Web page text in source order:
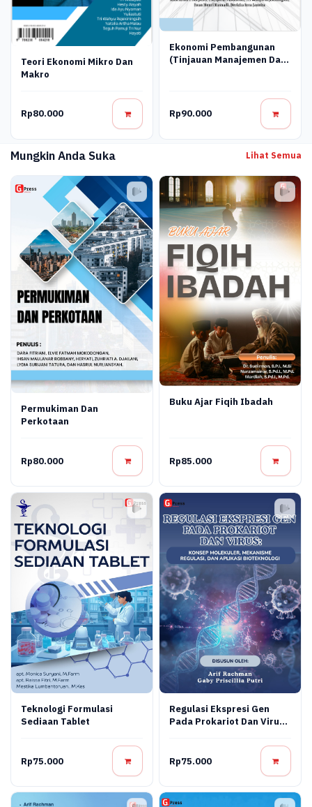
Teori Ekonomi Mikro Dan
Makro
Rp80.000
Ekonomi Pembangunan
(Tinjauan Manajemen Dan
Rp90.000
Mungkin Anda Suka Lihat Semua
Permukiman Dan
Perkotaan
Rp80.000
Buku Ajar Fiqih Ibadah
Rp85.000
Teknologi Formulasi
Sediaan Tablet
Rp75.000
Regulasi Ekspresi Gen
Pada Prokariot Dan Virus:
Mekanisme Regulasi, Dan
Aplikasi Bioteknologi
Rp75.000